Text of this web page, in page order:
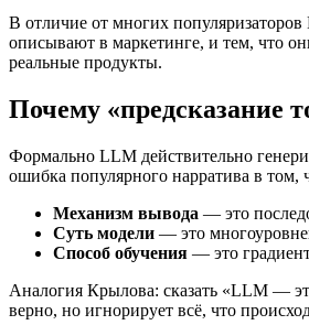
В отличие от многих
описывают в маркетинге, и тем, что
реальные продукты.
Почему «предсказание
Формально LLM действительно
ошибка популярного нарратива в том,
Механизм вывода — это
Суть модели — это
Способ обучения — это
Аналогия Крылова: сказать «LLM —
верно, но игнорирует всё, что